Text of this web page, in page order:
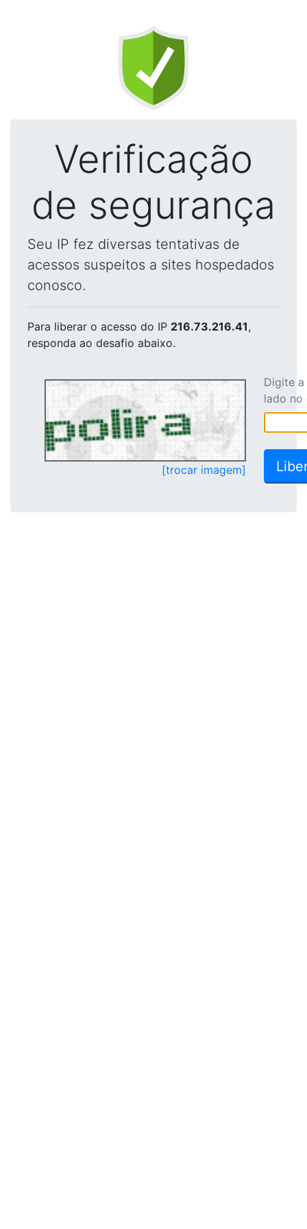
Verificação
de segurança
Seu IP fez diversas tentativas de
acessos suspeitos a sites hospedados
conosco.
Para liberar o acesso do IP 216.73.216.41,
responda ao desafio abaixo.
[trocar imagem]
Digite
lado no